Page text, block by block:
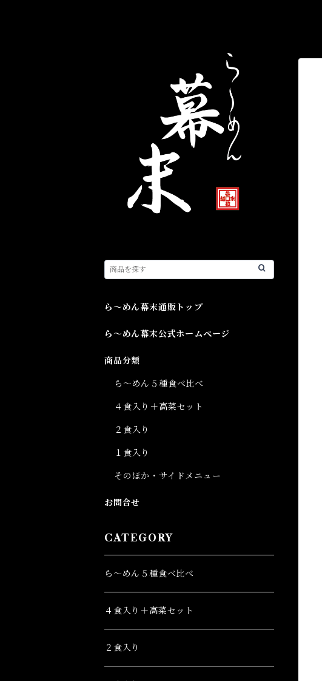
ら～めん幕末通販トップ
ら～めん幕末公式ホームページ
商品分類
ら～めん５種食べ比べ
４食入り＋高菜セット
２食入り
１食入り
そのほか・サイドメニュー
お問合せ
CATEGORY
ら～めん５種食べ比べ
４食入り＋高菜セット
２食入り